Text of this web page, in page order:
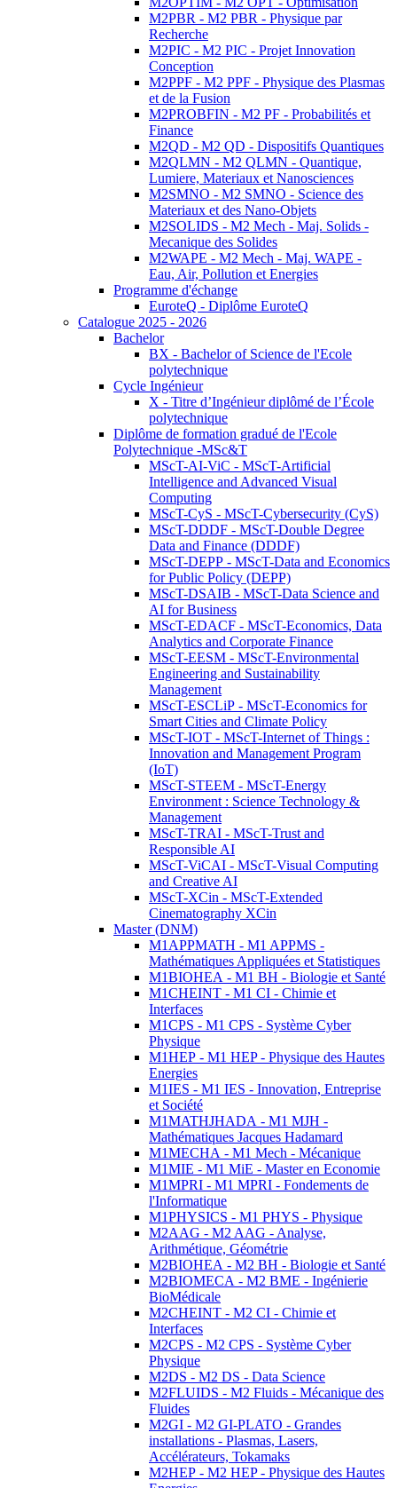
M2PBR - M2 PBR - Physique par
Recherche
M2PIC - M2 PIC - Projet Innovation
Conception
M2PPF - M2 PPF - Physique des Plasmas
et de la Fusion
M2PROBFIN - M2 PF - Probabilités et
Finance
M2QD - M2 QD - Dispositifs Quantiques
M2QLMN - M2 QLMN - Quantique,
Lumiere, Materiaux et Nanosciences
M2SMNO - M2 SMNO - Science des
Materiaux et des Nano-Objets
M2SOLIDS - M2 Mech - Maj. Solids -
Mecanique des Solides
M2WAPE - M2 Mech - Maj. WAPE -
Eau, Air, Pollution et Energies
Programme d'échange
EuroteQ - Diplôme EuroteQ
Catalogue 2025 - 2026
Bachelor
BX - Bachelor of Science de l'Ecole
polytechnique
Cycle Ingénieur
X - Titre d’Ingénieur diplômé de l’École
polytechnique
Diplôme de formation gradué de l'Ecole
Polytechnique -MSc&T
MScT-AI-ViC - MScT-Artificial
Intelligence and Advanced Visual
Computing
MScT-CyS - MScT-Cybersecurity (CyS)
MScT-DDDF - MScT-Double Degree
Data and Finance (DDDF)
MScT-DEPP - MScT-Data and Economics
for Public Policy (DEPP)
MScT-DSAIB - MScT-Data Science and
AI for Business
MScT-EDACF - MScT-Economics, Data
Analytics and Corporate Finance
MScT-EESM - MScT-Environmental
Engineering and Sustainability
Management
MScT-ESCLiP - MScT-Economics for
Smart Cities and Climate Policy
MScT-IOT - MScT-Internet of Things :
Innovation and Management Program
(IoT)
MScT-STEEM - MScT-Energy
Environment : Science Technology &
Management
MScT-TRAI - MScT-Trust and
Responsible AI
MScT-ViCAI - MScT-Visual Computing
and Creative AI
MScT-XCin - MScT-Extended
Cinematography XCin
Master (DNM)
M1APPMATH - M1 APPMS -
Mathématiques Appliquées et Statistiques
M1BIOHEA - M1 BH - Biologie et Santé
M1CHEINT - M1 CI - Chimie et
Interfaces
M1CPS - M1 CPS - Système Cyber
Physique
M1HEP - M1 HEP - Physique des Hautes
Energies
M1IES - M1 IES - Innovation, Entreprise
et Société
M1MATHJHADA - M1 MJH -
Mathématiques Jacques Hadamard
M1MECHA - M1 Mech - Mécanique
M1MIE - M1 MiE - Master en Economie
M1MPRI - M1 MPRI - Fondements de
l'Informatique
M1PHYSICS - M1 PHYS - Physique
M2AAG - M2 AAG - Analyse,
Arithmétique, Géométrie
M2BIOHEA - M2 BH - Biologie et Santé
M2BIOMECA - M2 BME - Ingénierie
BioMédicale
M2CHEINT - M2 CI - Chimie et
Interfaces
M2CPS - M2 CPS - Système Cyber
Physique
M2DS - M2 DS - Data Science
M2FLUIDS - M2 Fluids - Mécanique des
Fluides
M2GI - M2 GI-PLATO - Grandes
installations - Plasmas, Lasers,
Accélérateurs, Tokamaks
M2HEP - M2 HEP - Physique des Hautes